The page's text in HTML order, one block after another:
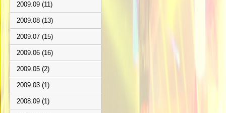
2009.09 (11)
2009.08 (13)
2009.07 (15)
2009.06 (16)
2009.05 (2)
2009.03 (1)
2008.09 (1)